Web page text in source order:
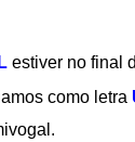
estiver no final
como letra